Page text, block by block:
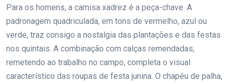
Para os homens, a camisa xadrez é a peça-chave. A
padronagem quadriculada, em tons de vermelho, azul ou
verde, traz consigo a nostalgia das plantações e das festas
nos quintais. A combinação com calças remendadas,
remetendo ao trabalho no campo, completa o visual
característico das roupas de festa junina. O chapéu de palha,